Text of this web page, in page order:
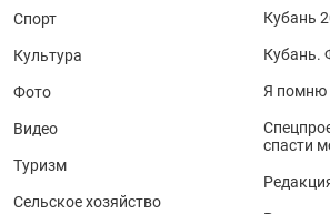
Спорт
Культура
Фото
Видео
Туризм
Сельское хозяйство
Кубань
Кубань.
Я помню
спасти